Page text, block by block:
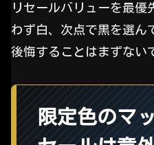
リセールバリューを最優
わず白、次点で黒を選ん
後悔することはまずない
限定色のマ